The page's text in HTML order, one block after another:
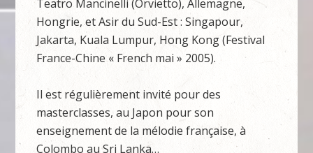
Teatro Mancinelli (Orvietto), Allemagne,
Hongrie, et Asir du Sud-Est : Singapour,
Jakarta, Kuala Lumpur, Hong Kong (Festival
France-Chine « French mai » 2005).
Il est régulièrement invité pour des
masterclasses, au Japon pour son
enseignement de la mélodie française, à
Colombo au Sri Lanka…